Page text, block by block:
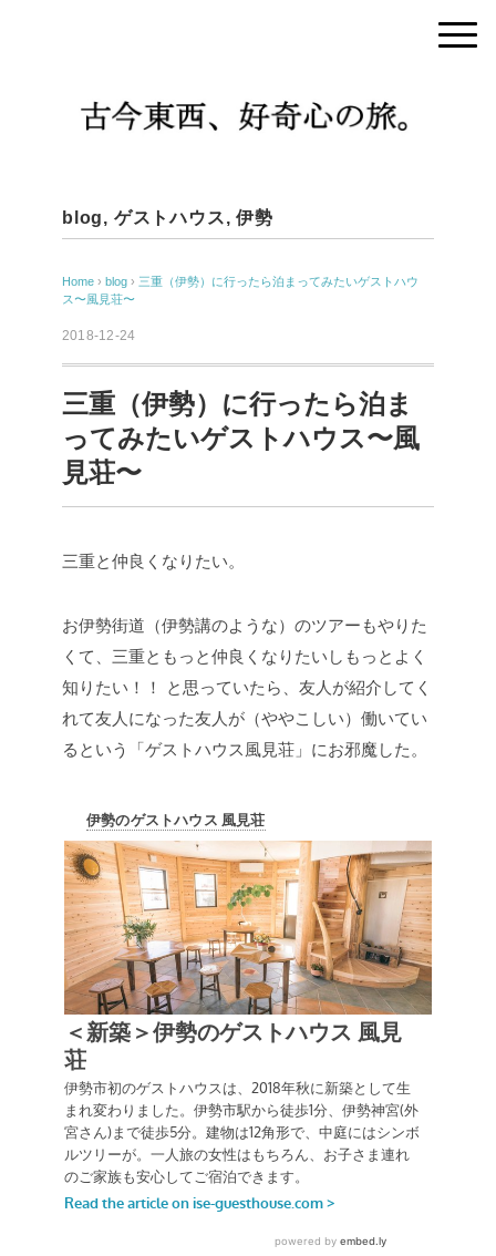
blog, ゲストハウス,伊勢
Home › blog › 三重（伊勢）に行ったら泊まってみたいゲストハウ
ス〜風見荘〜
2018-12-24
三重（伊勢）に行ったら泊ま
ってみたいゲストハウス〜風
見荘〜
三重と仲良くなりたい。
お伊勢街道（伊勢講のような）のツアーもやりた
くて、三重ともっと仲良くなりたいしもっとよく
知りたい！！
と思っていたら、友人が紹介してく
れて友人になった友人が（ややこしい）働いてい
るという「ゲストハウス風見荘」にお邪魔した。